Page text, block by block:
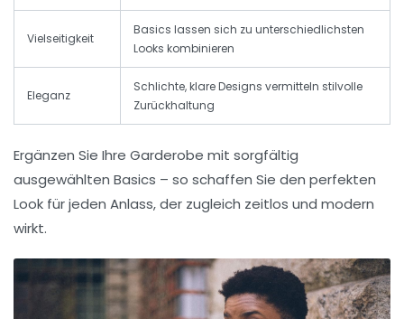
Vielseitigkeit
Basics lassen sich zu unterschiedlichsten
Looks kombinieren
Eleganz
Schlichte, klare Designs vermitteln stilvolle
Zurückhaltung
Ergänzen Sie Ihre Garderobe mit sorgfältig
ausgewählten Basics – so schaffen Sie den perfekten
Look für jeden Anlass, der zugleich zeitlos und modern
wirkt.